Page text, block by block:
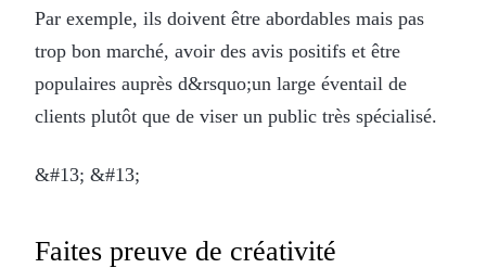
Par exemple, ils doivent être abordables mais pas
trop bon marché, avoir des avis positifs et être
populaires auprès d&rsquo;un large éventail de
clients plutôt que de viser un public très spécialisé.
&#13; &#13;
Faites preuve de créativité